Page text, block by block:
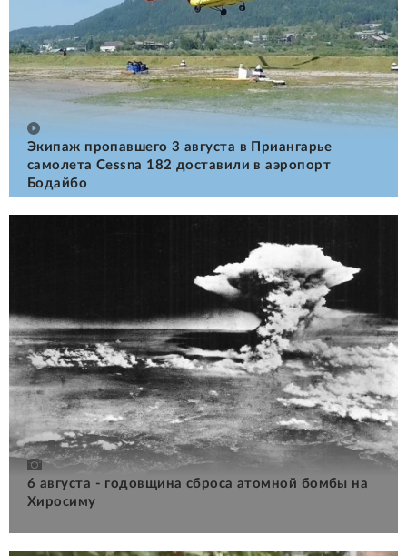
Экипаж пропавшего 3 августа в Приангарье
самолета Cessna 182 доставили в аэропорт
Бодайбо
6 августа - годовщина сброса атомной бомбы на
Хиросиму